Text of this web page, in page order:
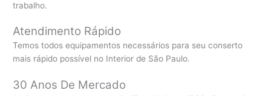
trabalho.
Atendimento Rápido
Temos todos equipamentos necessários para seu conserto
mais rápido possível no Interior de São Paulo.
30 Anos De Mercado